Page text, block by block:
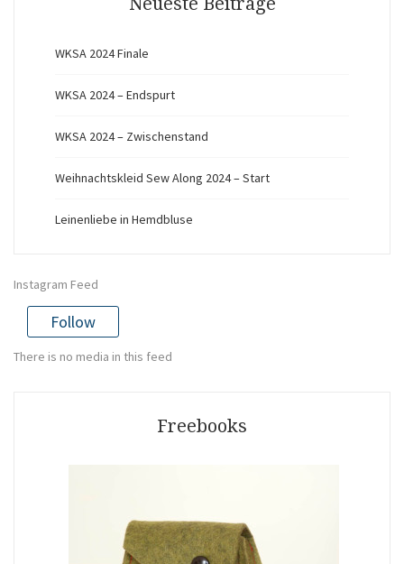
WKSA 2024 Finale
WKSA 2024 – Endspurt
WKSA 2024 – Zwischenstand
Weihnachtskleid Sew Along 2024 – Start
Leinenliebe in Hemdbluse
Instagram Feed
Follow
There is no media in this feed
Freebooks